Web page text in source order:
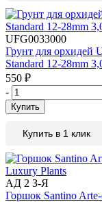
UFG0033000
Грунт для орхидей
Standard 12-28mm
550 ₽
-
Купить
Купить в 1 клик
АД 2 З-Я
Горшок Santino Arte-